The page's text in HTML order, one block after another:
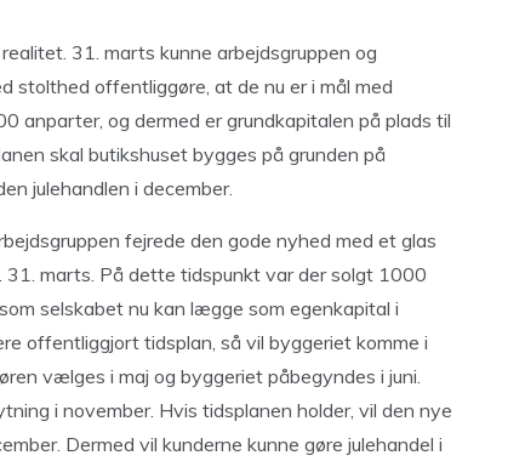
31. marts kunne arbejdsgruppen og
stolthed offentliggøre, at de nu er i mål med
anparter, og dermed er grundkapitalen på plads til
skal butikshuset bygges på grunden på
julehandlen i december.
fejrede den gode nyhed med et glas
31. marts. På dette tidspunkt var der solgt 1000
selskabet nu kan lægge som egenkapital i
offentliggjort tidsplan, så vil byggeriet komme i
vælges i maj og byggeriet påbegyndes i juni.
i november. Hvis tidsplanen holder, vil den nye
Dermed vil kunderne kunne gøre julehandel i